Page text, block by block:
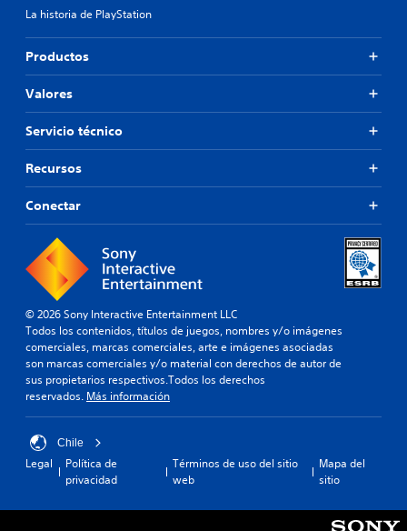
La historia de PlayStation
Productos
Valores
Servicio técnico
Recursos
Conectar
© 2026 Sony Interactive Entertainment LLC
Todos los contenidos, títulos de juegos, nombres y/o imágenes
comerciales, marcas comerciales, arte e imágenes asociadas
son marcas comerciales y/o material con derechos de autor de
sus propietarios respectivos.Todos los derechos
reservados. Más información
Chile
Legal
Política de
privacidad
Términos de uso del sitio
web
Mapa del
sitio